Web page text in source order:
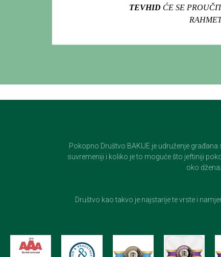
TEVHID ĆE SE
Pokopno Društvo BAKIJE je udruženje
suvremeniji i koliko je to moguće što jeftiniji
oko
Društvo kao takvo je najstarije te vrste i